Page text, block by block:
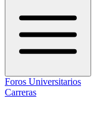
Foros Universitarios
Carreras